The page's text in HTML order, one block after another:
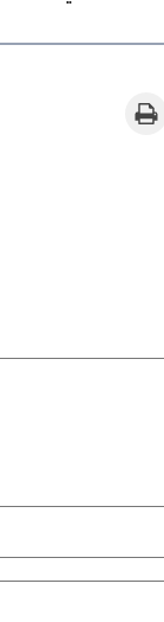
Print this Page